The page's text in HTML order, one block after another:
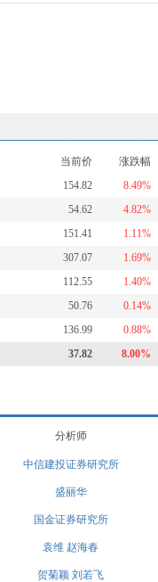
当前价 涨跌幅
154.82 8.49%
54.62 4.82%
151.41 1.11%
307.07 1.69%
112.55 1.40%
50.76 0.14%
136.99 0.88%
37.82 8.00%
分析师
中信建投证券研究所
盛丽华
国金证券研究所
袁维 赵海春
贺菊颖刘若飞